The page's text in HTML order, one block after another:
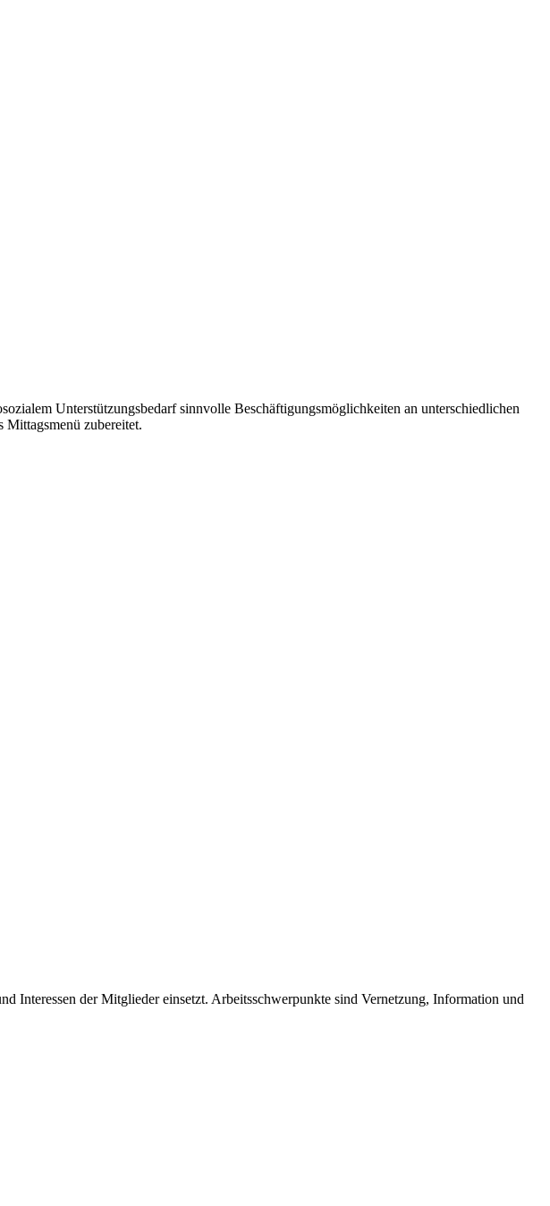
Unterstützungsbedarf sinnvolle Beschäftigungsmöglichkeiten an unterschiedlichen
zubereitet.
Interessen der Mitglieder einsetzt. Arbeitsschwerpunkte sind Vernetzung, Information und